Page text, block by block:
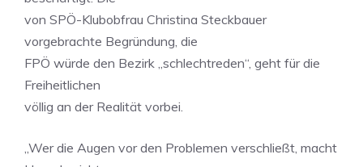
von SPÖ-Klubobfrau Christina Steckbauer
vorgebrachte Begründung, die
FPÖ würde den Bezirk „schlechtreden“, geht für die
Freiheitlichen
völlig an der Realität vorbei.
„Wer die Augen vor den Problemen verschließt, macht